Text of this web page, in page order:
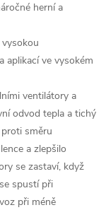
herní a
aplikací ve vysokém
ventilátory a
odvod tepla a tichý
směru
a zlepšilo
se zastaví, když
spustí při
při méně